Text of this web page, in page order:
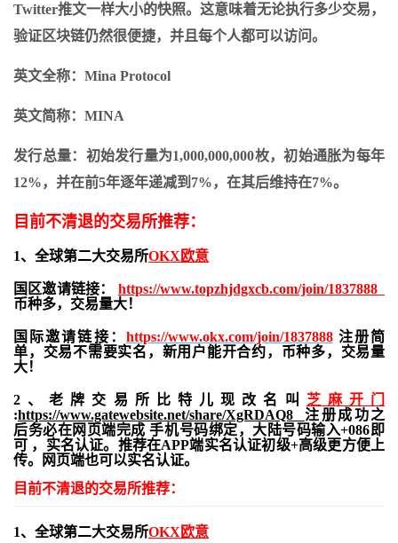
Twitter推文一样大小的快照。这意味着无论执行多少交易，
验证区块链仍然很便捷，并且每个人都可以访问。
英文全称：Mina Protocol
英文简称：MINA
发行总量：初始发行量为1,000,000,000枚，初始通胀为每年
12%，并在前5年逐年递减到7%，在其后维持在7%。
目前不清退的交易所推荐：
1、全球第二大交易所OKX欧意
国区邀请链接： https://www.topzhjdgxcb.com/join/1837888
币种多，交易量大！
国际邀请链接： https://www.okx.com/join/1837888注册简
单，交易不需要实名，新用户能开合约， 币种多，交易量
大！
2、老牌交易所比特儿现改名叫 芝麻开门
:https://www.gatewebsite.net/share/XgRDAQ8 注册成功之
后务必在网页端完成 手机号码绑定，大陆号码输入+086即
可 ，实名认证。推荐在APP端实名认证初级+高级更方便上
传。网页端也可以实名认证。
目前不清退的交易所推荐：
1、全球第二大交易所OKX欧意